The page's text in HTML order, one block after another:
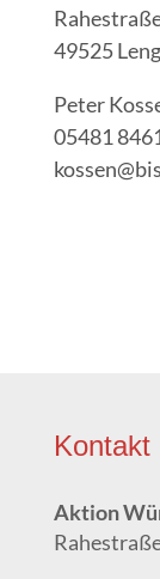
49525
Peter
05481
Kon­takt
Akti­on